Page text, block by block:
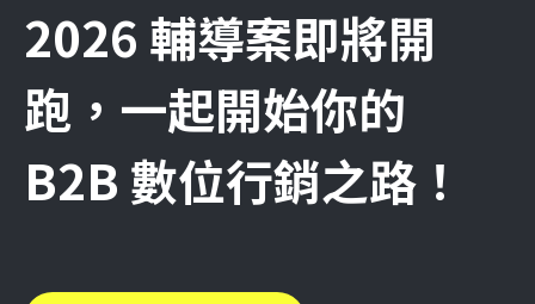
2026 輔導案即將開
跑，一起開始你的
B2B 數位行銷之路！